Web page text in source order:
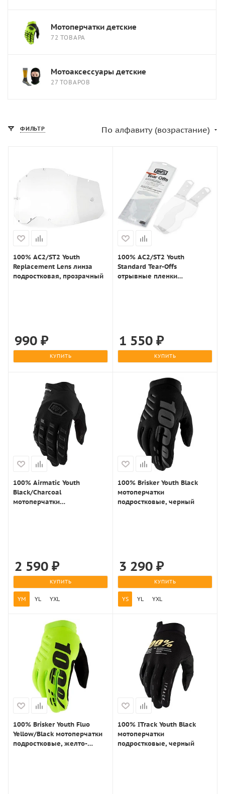
Мотоперчатки детские
72 ТОВАРА
Мотоаксессуары детские
27 ТОВАРОВ
ФИЛЬТР По алфавиту (возрастание)
100% AC2/ST2 Youth
Replacement Lens линза
подростковая, прозрачный
990 ₽
КУПИТЬ
100% AC2/ST2 Youth
Standard Tear-Offs
отрывные пленки
1 550 ₽
КУПИТЬ
100% Airmatic Youth
Black/Charcoal
мотоперчатки
2 590 ₽
КУПИТЬ
YM YL YXL
100% Brisker Youth Black
мотоперчатки
подростковые, черный
3 290 ₽
КУПИТЬ
YS YL YXL
100% Brisker Youth Fluo
Yellow/Black мотоперчатки
подростковые, желто-
100% ITrack Youth Black
мотоперчатки
подростковые, черный